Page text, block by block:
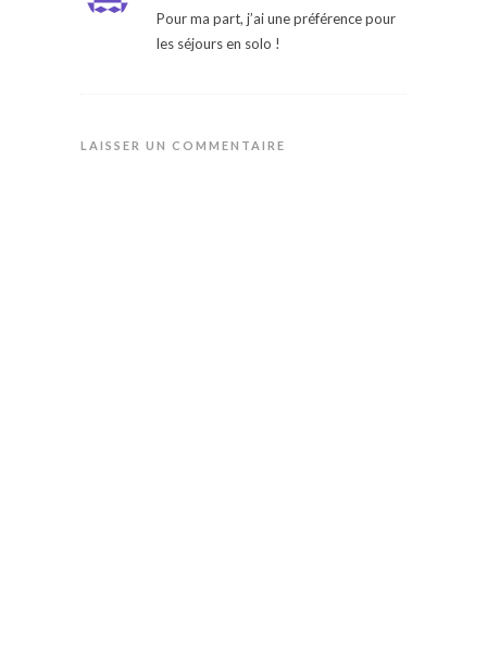
Pour ma part, j’ai une préférence pour
les séjours en solo !
LAISSER UN COMMENTAIRE